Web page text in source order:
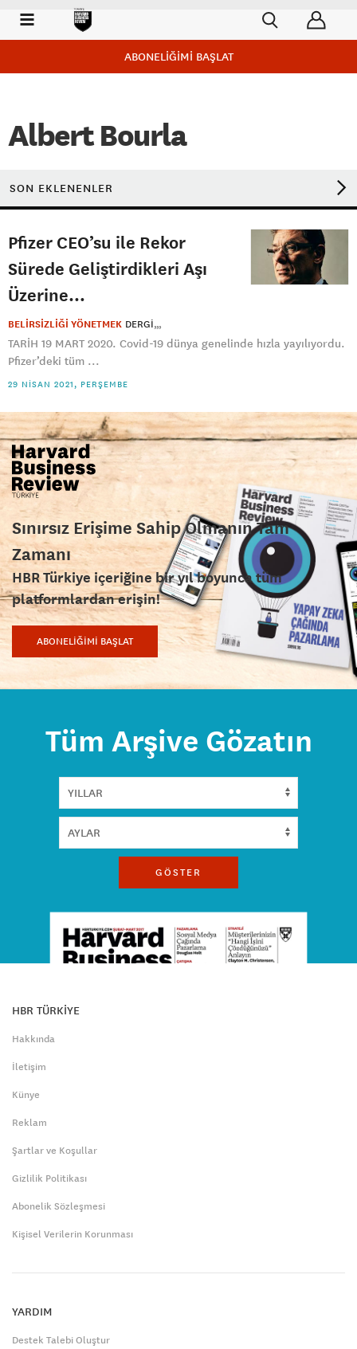
ABONELİĞİMİ BAŞLAT
Albert Bourla
SON EKLENENLER
Pfizer CEO’su ile Rekor
Sürede Geliştirdikleri Aşı
Üzerine…
BELİRSİZLİĞİ YÖNETMEK DERGI
TARİH 19 MART 2020. Covid-19 dünya genelinde hızla yayılıyordu.
Pfizer’deki tüm ...
29 NISAN 2021, PERŞEMBE
Sınırsız Erişime Sahip Olmanın Tam
Zamanı
HBR Türkiye içeriğine bir yıl boyunca tüm
platformlardan erişin!
ABONELİĞİMİ BAŞLAT
Tüm Arşive Gözatın
GÖSTER
HBR TÜRKİYE
Hakkında
İletişim
Künye
Reklam
Şartlar ve Koşullar
Gizlilik Politikası
Abonelik Sözleşmesi
Kişisel Verilerin Korunması
YARDIM
Destek Talebi Oluştur